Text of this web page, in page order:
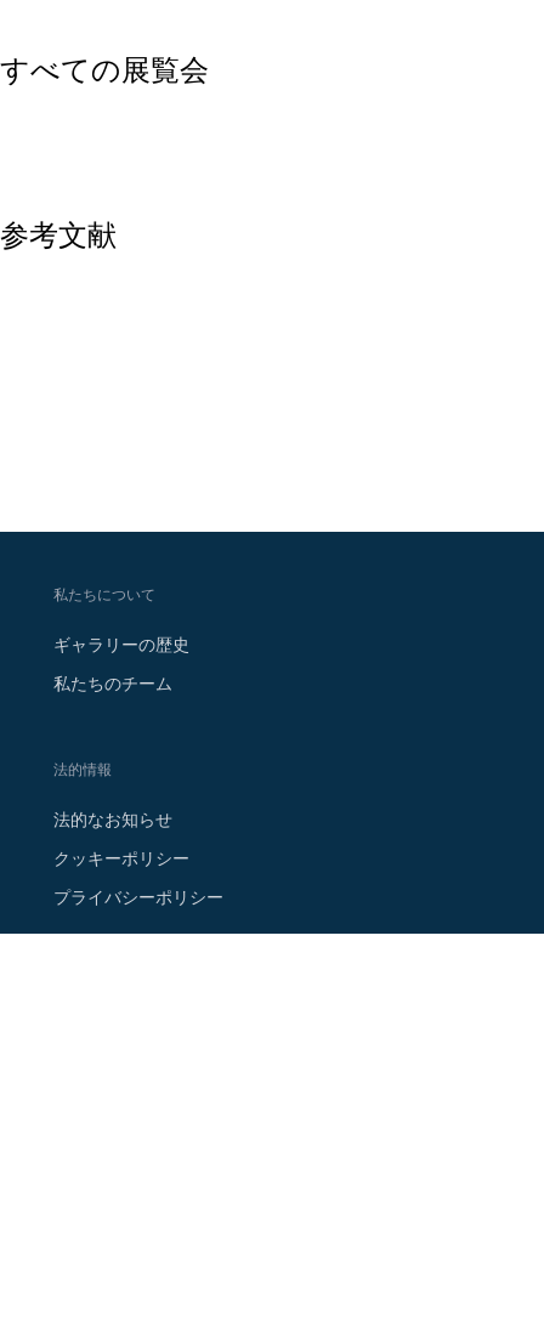
すべての展覧会
参考文献
私たちについて
ギャラリーの歴史
私たちのチーム
法的情報
法的なお知らせ
クッキーポリシー
プライバシーポリシー